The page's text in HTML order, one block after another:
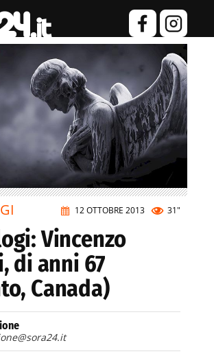
12 OTTOBRE 2013 31"
Vincenzo
di anni 67
Canada)